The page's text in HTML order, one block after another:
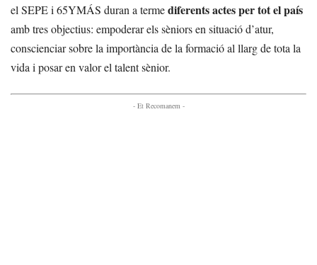
el SEPE i 65YMÁS duran a termediferents actes per tot el país
amb tres objectius: empoderar els sèniors en situació d’atur,
conscienciar sobre la importància de la formació al llarg de tota la
vida i posar en valor el talent sènior.
- Et Recomanem -